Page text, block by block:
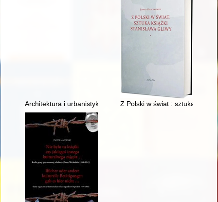
Architektura i urbanistyka Szczytna w XIX i XX wieku
Z Polski w świat : sztuka książki